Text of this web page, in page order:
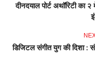
दीनदयाल पोर्ट अथॉरिटी का
डिजिटल संगीत युग की दिशा :